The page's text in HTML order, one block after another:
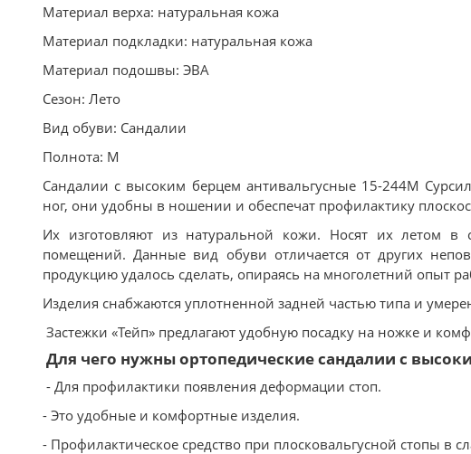
Материал верха: натуральная кожа
Материал подкладки: натуральная кожа
Материал подошвы: ЭВА
Сезон: Лето
Вид обуви: Сандалии
Полнота: M
Сандалии с высоким берцем антивальгусные 15-244M
ног, они удобны в ношении и обеспечат профилактику
Их изготовляют из натуральной кожи. Носят их летом в
помещений. Данные вид обуви отличается от других
продукцию удалось сделать, опираясь на многолетний опыт
Изделия снабжаются уплотненной задней частью типа и
Застежки «Тейп» предлагают удобную посадку на ножке и
Для чего нужны ортопедические сандалии с
- Для профилактики появления деформации стоп.
- Это удобные и комфортные изделия.
- Профилактическое средство при плосковальгусной стопы в